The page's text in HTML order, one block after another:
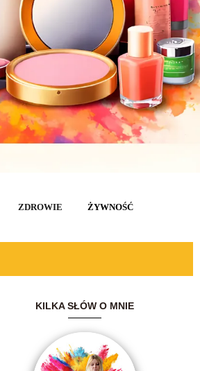
ZDROWIE ŻYWNOŚĆ
KILKA SŁÓW O MNIE